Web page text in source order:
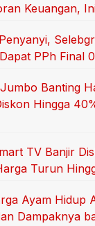
Keuangan,
PPh Final
Banting
Hingga
TV Banjir
Turun
Ayam Hidup
Dampaknya